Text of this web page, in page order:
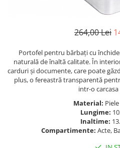
264,00 Lei
Portofel pentru bărbați cu
naturală de înaltă calitate. În
carduri și documente, care poate
plus, o fereastră transparentă
intr-o
Material:
Lungime:
Inaltime:
Compartimente: Acte,